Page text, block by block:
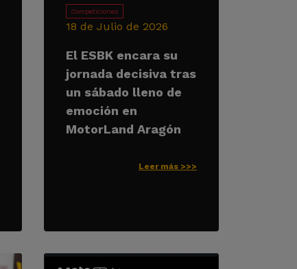
Competiciones
18 de Julio de 2026
El ESBK encara su
jornada decisiva tras
un sábado lleno de
emoción en
MotorLand Aragón
Leer más >>>